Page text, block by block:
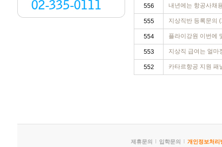
556 내년에는 항공사채
555 지상직반 등록문의
554 플라이강원 이번에
553 지상직 급여는 얼
552 카타르항공 지원 패
제휴문의 입학문의 개인정보처리